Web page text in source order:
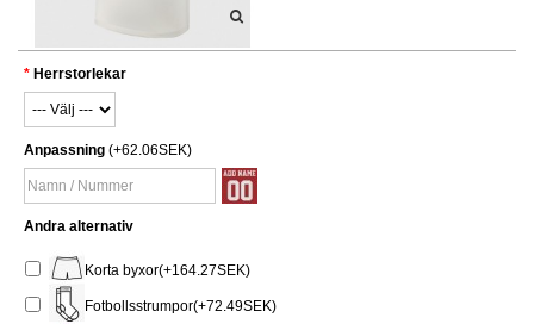
Herrstorlekar
Anpassning (+62.06SEK)
Andra alternativ
Korta byxor(+164.27SEK)
Fotbollsstrumpor(+72.49SEK)